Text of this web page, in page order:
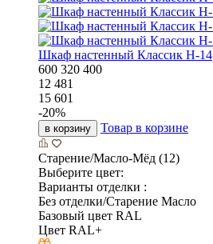
Шкаф настенный Классик Н-14
600 320 400
12 481
15 601
-20%
в корзину Товар в корзине
Старение/Масло-Мёд (12)
Выберите цвет:
Варианты отделки :
Без отделки/Старение Масло
Базовый цвет RAL
Цвет RAL+